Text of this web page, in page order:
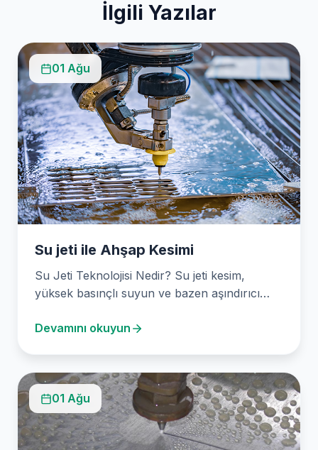
İlgili Yazılar
01 Ağu
Su jeti ile Ahşap Kesimi
Su Jeti Teknolojisi Nedir? Su jeti kesim,
yüksek basınçlı suyun ve bazen aşındırıcı
Devamını okuyun
01 Ağu